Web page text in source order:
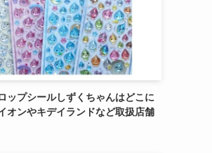
ップシールしずくちゃんはどこに
オンやキデイランドなど取扱店舗